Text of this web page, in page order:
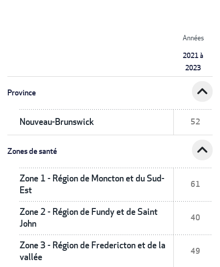
Années
2021 à
2023
Province expand_less
Nouveau-Brunswick 52
Zones de santé expand_less
Zone 1 - Région de Moncton et du Sud-
Est
61
Zone 2 - Région de Fundy et de Saint
John
40
Zone 3 - Région de Fredericton et de la
vallée
49